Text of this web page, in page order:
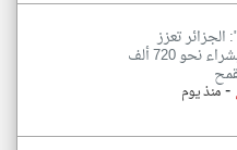
تعزز
مخزونها بشراء نحو 720 ألف
-منذ يوم